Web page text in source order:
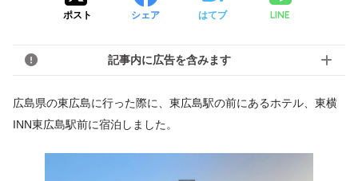
ポスト シェア はてブ LINE
記事内に広告を含みます
広島県の東広島に行った際に、東広島駅の前にあるホテル、東横
INN東広島駅前に宿泊しました。